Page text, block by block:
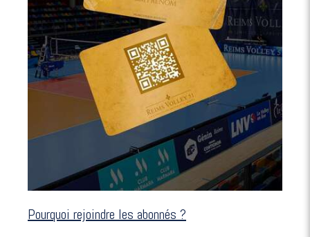
Pourquoi rejoindre les abonnés ?